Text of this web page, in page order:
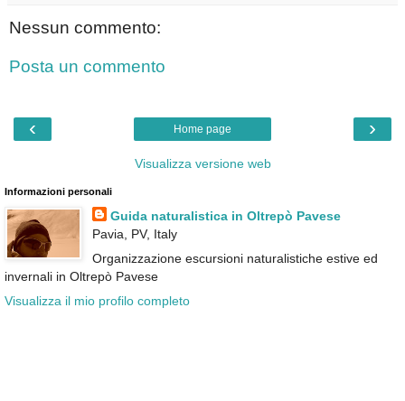
Nessun commento:
Posta un commento
‹ ›
Home page
Visualizza versione web
Informazioni personali
Guida naturalistica in Oltrepò Pavese
Pavia, PV, Italy
Organizzazione escursioni naturalistiche estive ed
invernali in Oltrepò Pavese
Visualizza il mio profilo completo